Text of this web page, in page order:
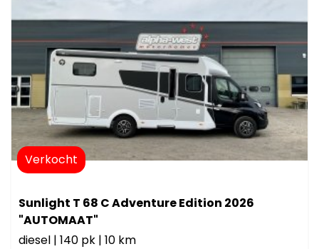
Verkocht
Sunlight T 68 C Adventure Edition 2026
"AUTOMAAT"
diesel | 140 pk | 10 km